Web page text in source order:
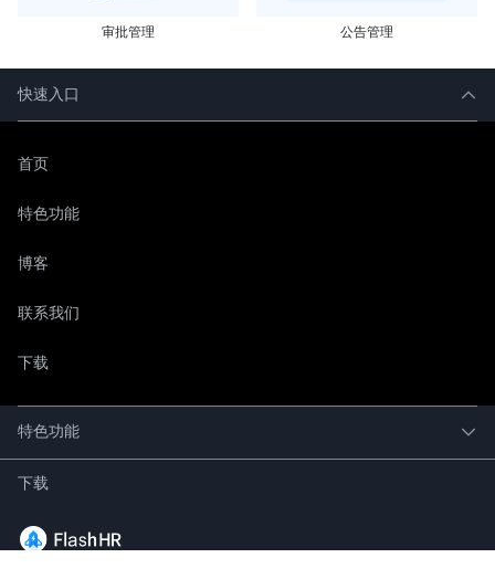
审批管理 公告管理
快速入口
首页
特色功能
博客
联系我们
下载
特色功能
下载